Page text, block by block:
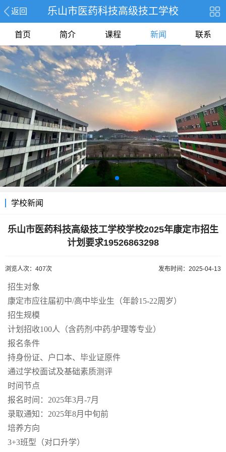
返回 乐山市医药科技高级技工学校
首页 简介 课程 新闻 联系
学校新闻
乐山市医药科技高级技工学校学校2025年康定市招生
计划要求19526863298
浏览人次：407次 发布时间：2025-04-13
招生对象
康定市应往届初中/高中毕业生（年龄15-22周岁）
招生规模
计划招收100人（含药剂/中药/护理等专业）
报名条件
持身份证、户口本、毕业证原件
通过学校面试及基础素质测评
时间节点
报名时间：2025年3月-7月
录取通知：2025年8月中旬前
培养方向
3+3班型（对口升学）